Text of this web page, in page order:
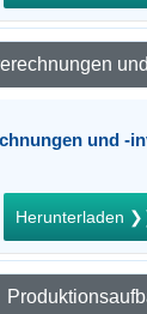
und -
Herunterladen